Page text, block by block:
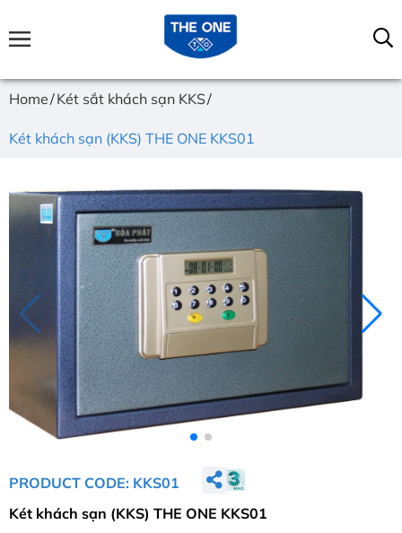
Home Két sắt khách sạn KKS
Két khách sạn (KKS) THE ONE KKS01
PRODUCT CODE: KKS01
Két khách sạn (KKS) THE ONE KKS01